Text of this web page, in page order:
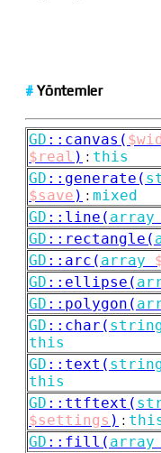
#Yöntemler
GD :: canvas(
$real ) : this
GD :: generate(
$save ) : mixed
GD :: line( array
GD :: rectangle(
GD :: arc( array
GD :: ellipse(
GD :: polygon(
GD :: char(
this
GD :: text(
this
GD :: ttftext(
$settings ) :
GD :: fill( array